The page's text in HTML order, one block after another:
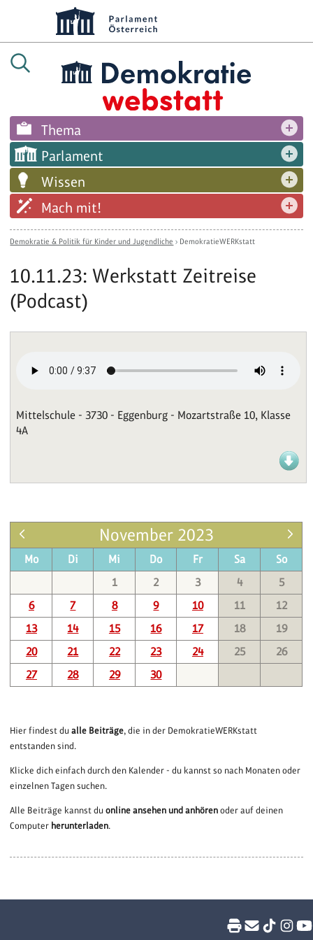
Thema
Parlament
Wissen
Mach mit!
Demokratie & Politik für Kinder und Jugendliche › DemokratieWERKstatt
10.11.23: Werkstatt Zeitreise
(Podcast)
Mittelschule - 3730 - Eggenburg - Mozartstraße 10, Klasse
4A
November 2023
Mo Di Mi Do Fr Sa
So
1
2 3 4
5
6
7 8 9 10 11
12
13
14 15 16 17 18
19
20
21 22 23 24 25
26
27
28 29 30
Hier findest dualle Beiträge, die in der DemokratieWERKstatt
entstanden sind.
Klicke dich einfach durch den Kalender - du kannst so nach Monaten oder
einzelnen Tagen suchen.
Alle Beiträge kannst duonline ansehen und anhören oder auf deinen
Computer herunterladen.